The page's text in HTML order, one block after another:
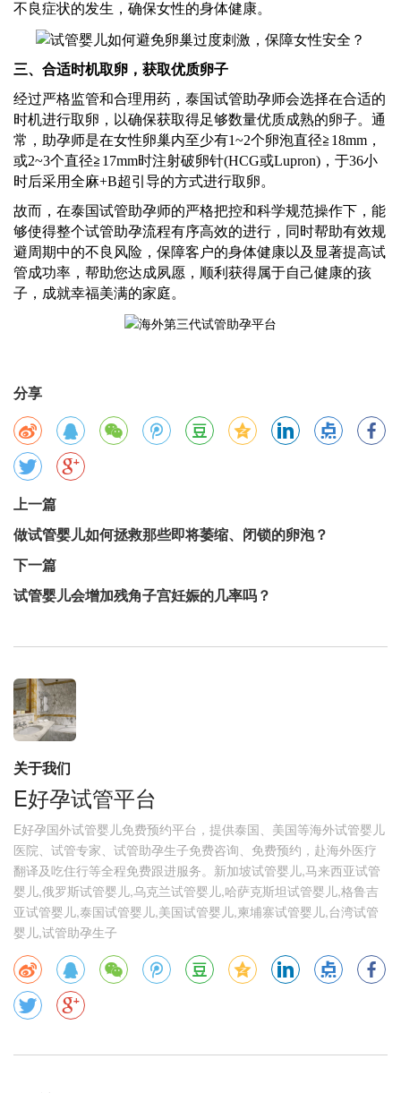
不良症状的发生，确保女性的身体健康。
三、合适时机取卵，获取优质卵子
经过严格监管和合理用药， 泰国试管助孕师会选择在合适的
时机进行取卵，以确保获取得足够数量优质成熟的卵子。通
常， 助孕师是在女性卵巢内至少有1~2个卵泡直径≧18mm，
或2~3个直径≧17mm时注射破卵针(HCG或Lupron)，于36小
时后采用全麻+B超引导的方式进行取卵。
故而，在泰国试管助孕师的严格把控和科学规范操作下，能
够使得整个试管助孕流程有序高效的进行，同时帮助有效规
避周期中的不良风险，保障客户的身体健康以及显著提高试
管成功率，帮助您达成夙愿，顺利获得属于自己健康的孩
子，成就幸福美满的家庭。
分享
上一篇
做试管婴儿如何拯救那些即将萎缩、闭锁的卵泡？
下一篇
试管婴儿会增加残角子宫妊娠的几率吗？
关于我们
E好孕试管平台
E好孕国外试管婴儿免费预约平台，提供泰国、美国等海外试管婴儿
医院、试管专家、试管助孕生子免费咨询、免费预约，赴海外医疗
翻译及吃住行等全程免费跟进服务。新加坡试管婴儿,马来西亚试管
婴儿,俄罗斯试管婴儿,乌克兰试管婴儿,哈萨克斯坦试管婴儿,格鲁吉
亚试管婴儿,泰国试管婴儿,美国试管婴儿,柬埔寨试管婴儿,台湾试管
婴儿,试管助孕生子